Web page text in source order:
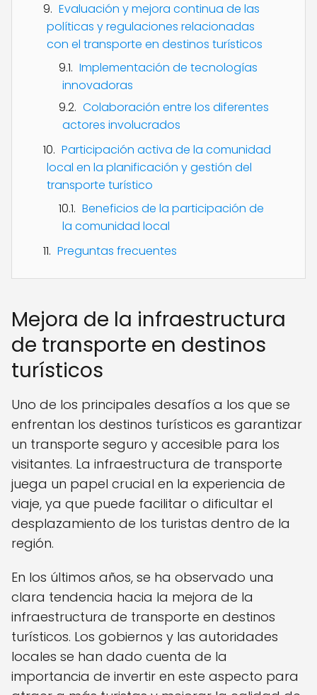
Evaluación y mejora continua de las
políticas y regulaciones relacionadas
con el transporte en destinos turísticos
Implementación de tecnologías
innovadoras
Colaboración entre los diferentes
actores involucrados
Participación activa de la comunidad
local en la planificación y gestión del
transporte turístico
Beneficios de la participación de
la comunidad local
Preguntas frecuentes
Mejora de la infraestructura
de transporte en destinos
turísticos
Uno de los principales desafíos a los que se
enfrentan los destinos turísticos es garantizar
un transporte seguro y accesible para los
visitantes. La infraestructura de transporte
juega un papel crucial en la experiencia de
viaje, ya que puede facilitar o dificultar el
desplazamiento de los turistas dentro de la
región.
En los últimos años, se ha observado una
clara tendencia hacia la mejora de la
infraestructura de transporte en destinos
turísticos. Los gobiernos y las autoridades
locales se han dado cuenta de la
importancia de invertir en este aspecto para